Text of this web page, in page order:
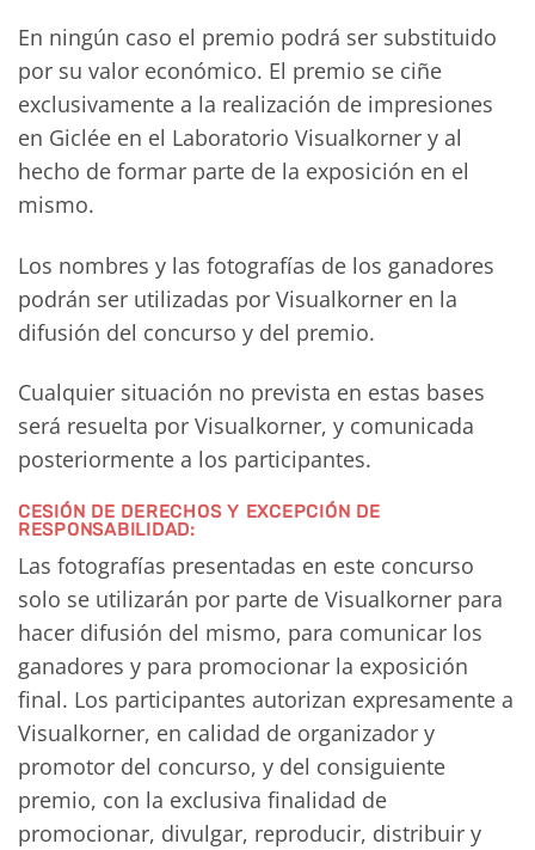
En ningún caso el premio podrá ser substituido
por su valor económico. El premio se ciñe
exclusivamente a la realización de impresiones
en Giclée en el Laboratorio Visualkorner y al
hecho de formar parte de la exposición en el
mismo.
Los nombres y las fotografías de los ganadores
podrán ser utilizadas por Visualkorner en la
difusión del concurso y del premio.
Cualquier situación no prevista en estas bases
será resuelta por Visualkorner, y comunicada
posteriormente a los participantes.
CESIÓN DE DERECHOS Y EXCEPCIÓN DE
RESPONSABILIDAD:
Las fotografías presentadas en este concurso
solo se utilizarán por parte de Visualkorner para
hacer difusión del mismo, para comunicar los
ganadores y para promocionar la exposición
final. Los participantes autorizan expresamente a
Visualkorner, en calidad de organizador y
promotor del concurso, y del consiguiente
premio, con la exclusiva finalidad de
promocionar, divulgar, reproducir, distribuir y